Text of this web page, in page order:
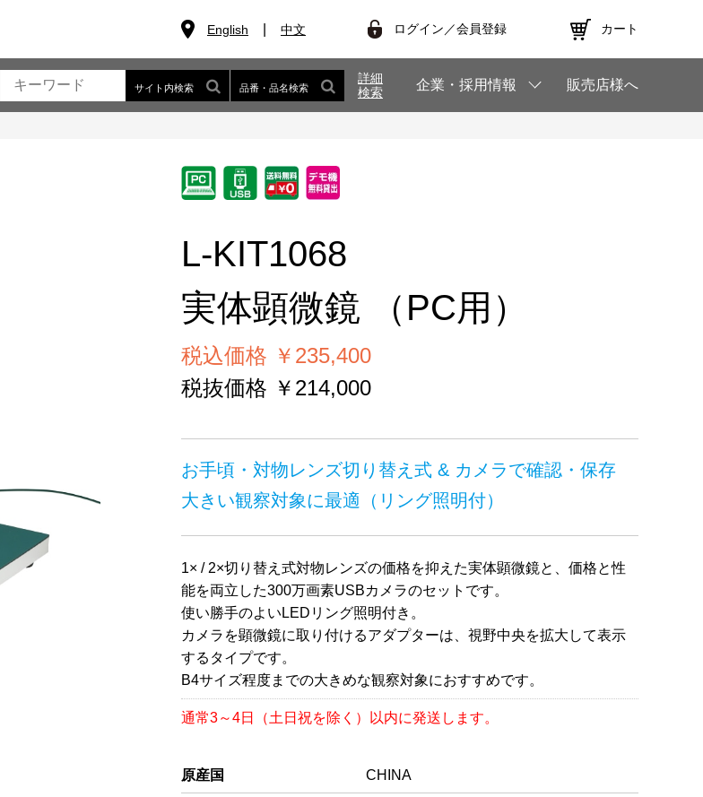
English 中文 ログイン／会員登録 カート
サイト内検索 品番・品名検索
詳細
検索
企業・採用情報 販売店様へ
L-KIT1068
実体顕微鏡 （PC用）
税込価格 ￥235,400
税抜価格 ￥214,000
お手頃・対物レンズ切り替え式 & カメラで確認・保存
大きい観察対象に最適（リング照明付）
1× / 2×切り替え式対物レンズの価格を抑えた実体顕微鏡と、価格と性
能を両立した300万画素USBカメラのセットです。
使い勝手のよいLEDリング照明付き。
カメラを顕微鏡に取り付けるアダプターは、視野中央を拡大して表示
するタイプです。
B4サイズ程度までの大きめな観察対象におすすめです。
通常3～4日（土日祝を除く）以内に発送します。
原産国 CHINA